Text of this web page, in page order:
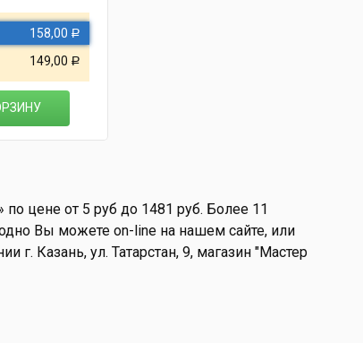
158,00 Р
149,00 Р
цене от 5 руб до 1481 руб. Более 11
Вы можете on-line на нашем сайте, или
г. Казань, ул. Татарстан, 9, магазин "Мастер